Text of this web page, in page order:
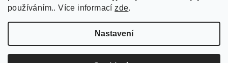
používáním.. Více informacízde.
Nastavení
Impera Maxima s.r.o. V Zátiší 810/1 Ostrava 709 00